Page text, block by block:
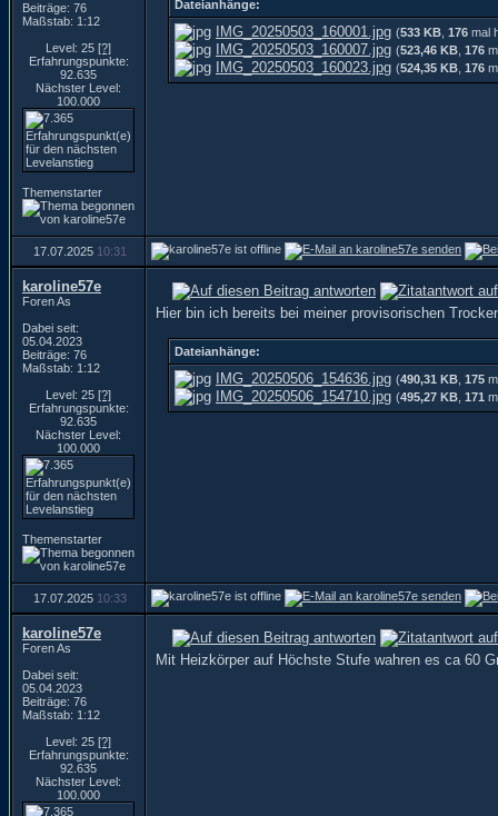
Beiträge: 76
Maßstab: 1:12
Level: 25 [?]
Erfahrungspunkte:
92.635
Nächster Level:
100.000
Themenstarter
Dateianhänge:
IMG_20250503_160001.jpg (533 KB 176 mal
IMG_20250503_160007.jpg (523,46 KB 176
IMG_20250503_160023.jpg (524,35 KB 176
17.07.2025 10:31
karoline57e
Foren As
Dabei seit:
05.04.2023
Beiträge: 76
Maßstab: 1:12
Level: 25 [?]
Erfahrungspunkte:
92.635
Nächster Level:
100.000
Themenstarter
Hier bin ich bereits bei meiner provisorischen
Dateianhänge:
IMG_20250506_154636.jpg (490,31 KB 175
IMG_20250506_154710.jpg (495,27 KB 171
17.07.2025 10:33
karoline57e
Foren As
Dabei seit:
05.04.2023
Beiträge: 76
Maßstab: 1:12
Level: 25 [?]
Erfahrungspunkte:
92.635
Nächster Level:
100.000
Mit Heizkörper auf Höchste Stufe wahren es ca 60